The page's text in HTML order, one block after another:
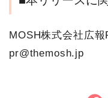
MOSH株式会社広報
pr@themosh.jp